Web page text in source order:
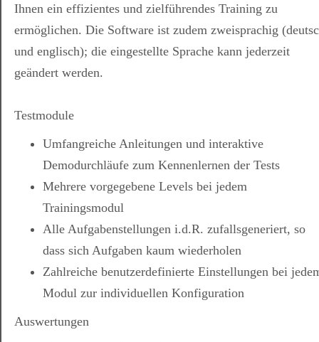
Ihnen ein effizientes und zielführendes Training zu
ermöglichen. Die Software ist zudem zweisprachig
und englisch); die eingestellte Sprache kann jederzeit
geändert werden.
Testmodule
Umfangreiche Anleitungen und interaktive
Demodurchläufe zum Kennenlernen der Tests
Mehrere vorgegebene Levels bei jedem
Trainingsmodul
Alle Aufgabenstellungen i.d.R. zufallsgeneriert, so
dass sich Aufgaben kaum wiederholen
Zahlreiche benutzerdefinierte Einstellungen bei
Modul zur individuellen Konfiguration
Auswertungen